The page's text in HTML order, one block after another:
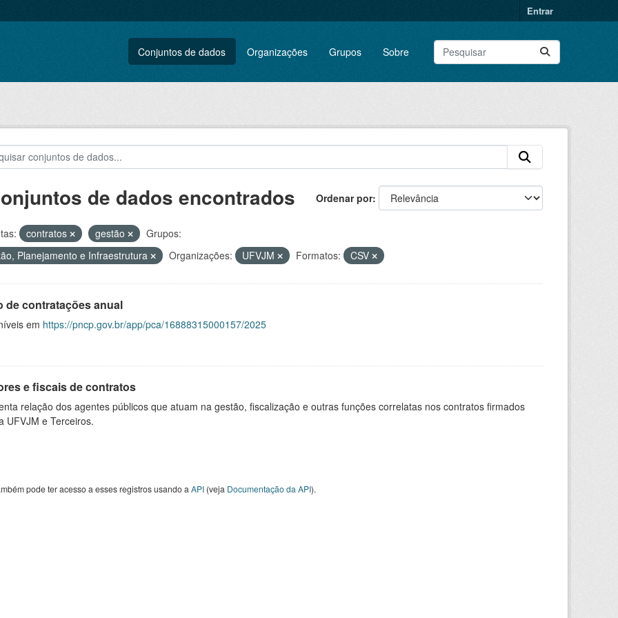
Entrar
Conjuntos de dados Organizações Grupos Sobre
Ordenar por
de dados encontrados
contratos gestão
Grupos:
Planejamento e Infraestrutura
Organizações: UFVJM Formatos: CSV
de contratações anual
em https://pncp.gov.br/app/pca/16888315000157/2025
e fiscais de contratos
relação dos agentes públicos que atuam na gestão, fiscalização e outras funções correlatas nos contratos firmados
UFVJM e Terceiros.
pode ter acesso a esses registros usando a API(veja Documentação da API).